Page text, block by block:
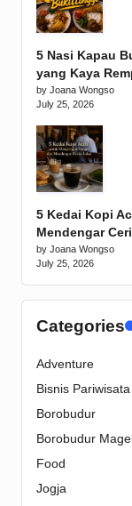
5 Nasi Kapau
yang Kaya
by Joana Wongso
July 25, 2026
5 Kedai Kopi
Mendengar
by Joana Wongso
July 25, 2026
Categories
Adventure
Bisnis Pariwisata
Borobudur
Borobudur
Food
Jogja